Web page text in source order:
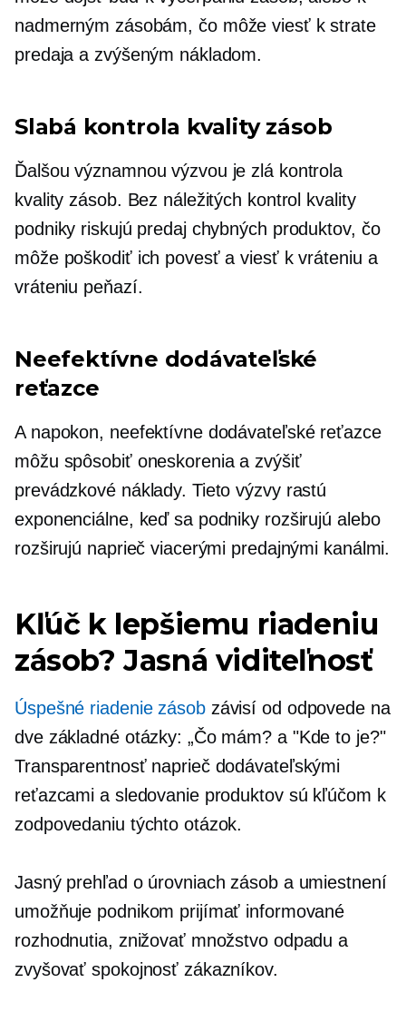
nadmerným zásobám, čo môže viesť k strate
predaja a zvýšeným nákladom.
Slabá kontrola kvality zásob
Ďalšou významnou výzvou je zlá kontrola
kvality zásob. Bez náležitých kontrol kvality
podniky riskujú predaj chybných produktov, čo
môže poškodiť ich povesť a viesť k vráteniu a
vráteniu peňazí.
Neefektívne dodávateľské
reťazce
A napokon, neefektívne dodávateľské reťazce
môžu spôsobiť oneskorenia a zvýšiť
prevádzkové náklady. Tieto výzvy rastú
exponenciálne, keď sa podniky rozširujú alebo
rozširujú naprieč viacerými predajnými kanálmi.
Kľúč k lepšiemu riadeniu
zásob? Jasná viditeľnosť
Úspešné riadenie zásobzávisí od odpovede na
dve základné otázky: „Čo mám? a "Kde to je?"
Transparentnosť naprieč dodávateľskými
reťazcami a sledovanie produktov sú kľúčom k
zodpovedaniu týchto otázok.
Jasný prehľad o úrovniach zásob a umiestnení
umožňuje podnikom prijímať informované
rozhodnutia, znižovať množstvo odpadu a
zvyšovať spokojnosť zákazníkov.